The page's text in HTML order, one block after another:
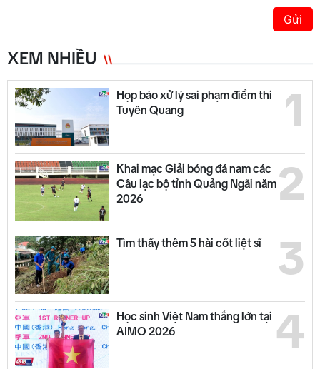
Gửi
XEM NHIỀU
1
Họp báo xử lý sai phạm điểm thi
Tuyên Quang
2
Khai mạc Giải bóng đá nam các
Câu lạc bộ tỉnh Quảng Ngãi năm
2026
3
Tìm thấy thêm 5 hài cốt liệt sĩ
4
Học sinh Việt Nam thắng lớn tại
AIMO 2026